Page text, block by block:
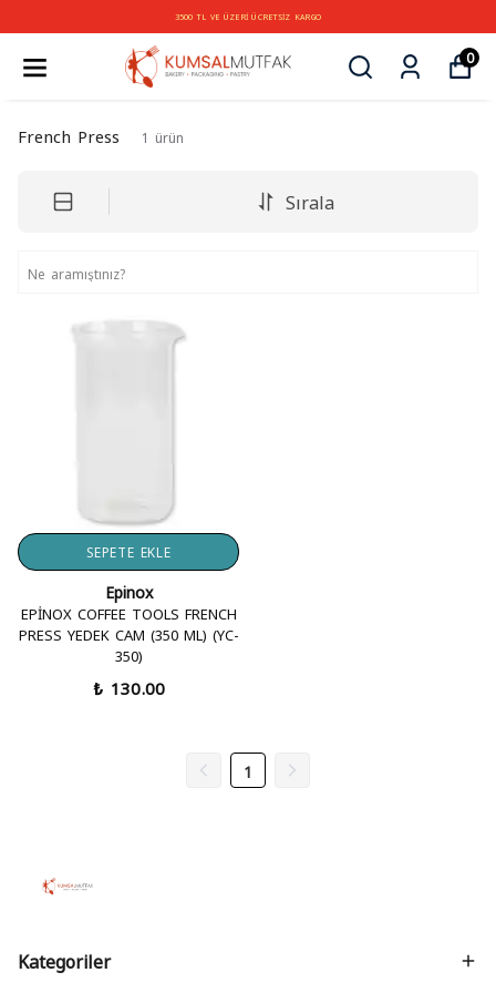
3500 TL VE ÜZERİ ÜCRETSİZ KARGO
0
French Press 1 ürün
Sırala
SEPETE EKLE
Epinox
EPİNOX COFFEE TOOLS FRENCH
PRESS YEDEK CAM (350 ML) (YC-
350)
₺ 130.00
1
Kategoriler